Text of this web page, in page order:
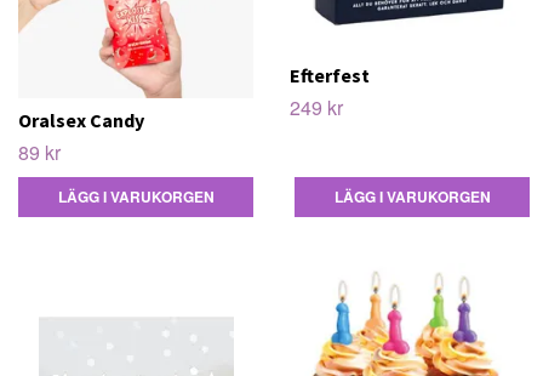
Oralsex Candy
89 kr
LÄGG I VARUKORGEN
Efterfest
249 kr